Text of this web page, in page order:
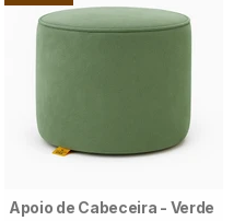
Apoio de Cabeceira - Verde